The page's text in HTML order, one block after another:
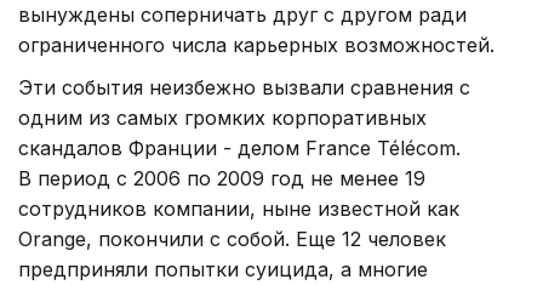
вынуждены соперничать друг с другом ради
ограниченного числа карьерных возможностей.
Эти события неизбежно вызвали сравнения с
одним из самых громких корпоративных
скандалов Франции - делом France Télécom.
В период с 2006 по 2009 год не менее 19
сотрудников компании, ныне известной как
Orange, покончили с собой. Еще 12 человек
предприняли попытки суицида, а многие